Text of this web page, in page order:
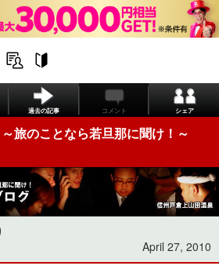
過去の記事 コメント シェア
旅のことなら若旦那に聞け！～
April 27, 2010